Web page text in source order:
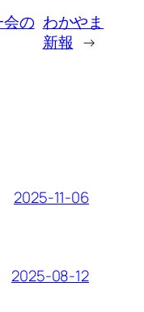
の わかやま
新報 →
2025-11-06
2025-08-12